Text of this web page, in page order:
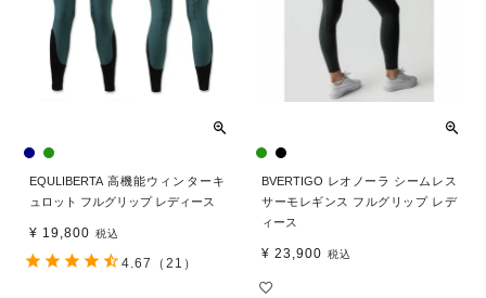
EQULIBERTA 高機能ウィンターキ
ュロット フルグリップ レディース
¥ 19,800 税込
4.67 （21）
BVERTIGO レオノーラ シームレス
サーモレギンス フルグリップ レデ
ィース
¥ 23,900 税込